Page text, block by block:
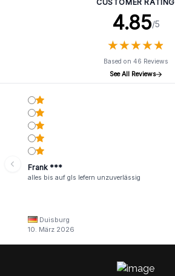
CUSTOMER RATING
4.85/5
★★★★★
★★★★★
Based on 46 Reviews
See All Reviews
Frank ***
alles bis auf gls lefern unzuverlässig
Duisburg
10. März 2026